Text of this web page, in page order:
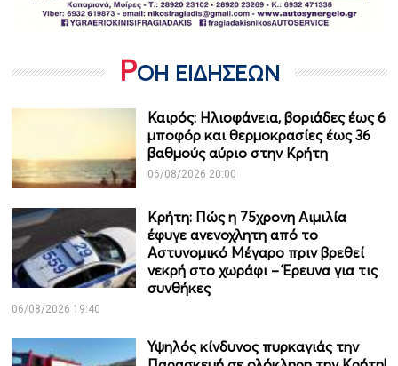
ΡΟΗ ΕΙΔΗΣΕΩΝ
Καιρός: Ηλιοφάνεια, βοριάδες έως 6
μποφόρ και θερμοκρασίες έως 36
βαθμούς αύριο στην Κρήτη
06/08/2026 20:00
Κρήτη: Πώς η 75χρονη Αιμιλία
έφυγε ανενοχλητη από το
Αστυνομικό Μέγαρο πριν βρεθεί
νεκρή στο χωράφι – Έρευνα για τις
συνθήκες
06/08/2026 19:40
Υψηλός κίνδυνος πυρκαγιάς την